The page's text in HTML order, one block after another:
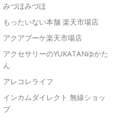
みづほみづほ
もったいない本舗 楽天市場店
アクアブーケ楽天市場店
アクセサリーのYUKATANゆかた
ん
アレコレライフ
インカムダイレクト 無線ショッ
プ